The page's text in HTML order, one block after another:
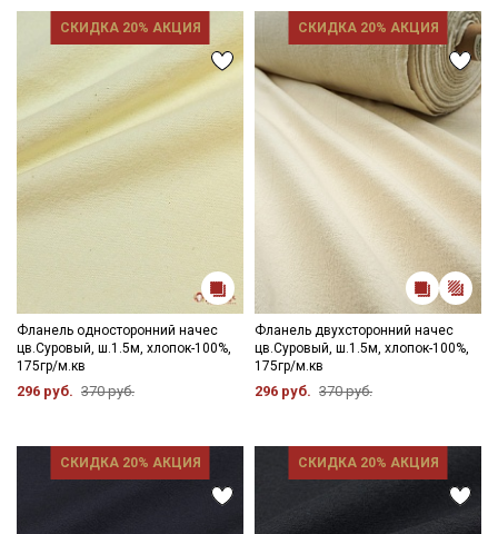
СКИДКА 20% АКЦИЯ
Фланель односторонний начес
цв.Суровый, ш.1.5м, хлопок-100%,
175гр/м.кв
296 руб. 370 руб.
СКИДКА 20% АКЦИЯ
Фланель двухсторонний начес
цв.Суровый, ш.1.5м, хлопок-100%,
175гр/м.кв
296 руб. 370 руб.
СКИДКА 20% АКЦИЯ СКИДКА 20% АКЦИЯ
Даю Согласие на получение рекламных и
информационных рассылок